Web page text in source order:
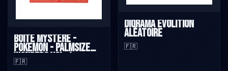
Boîte Mystère -
Pokemon - Palmsize
Wonders Vol. 1
🇫🇷
Diorama Evolition
Aléatoire
🇫🇷